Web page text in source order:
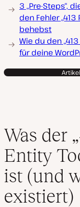
3 „Pre-Steps“,
den Fehler „413
behebst
Wie du den
für deine
Was der
Entity
ist (und
existiert)